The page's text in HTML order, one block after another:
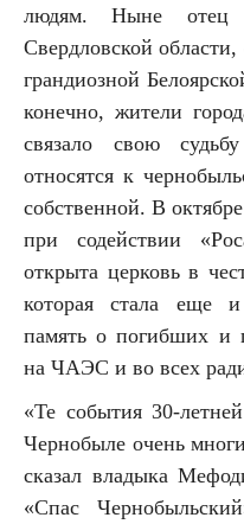
людям. Ныне
Свердловской
грандиозной
конечно, жители
связало свою
относятся к
собственной. В
при содействии
открыта церковь в
которая стала еще
память о погибших и
на ЧАЭС и во всех
«Те события 30-
Чернобыле очень
сказал владыка
«Спас